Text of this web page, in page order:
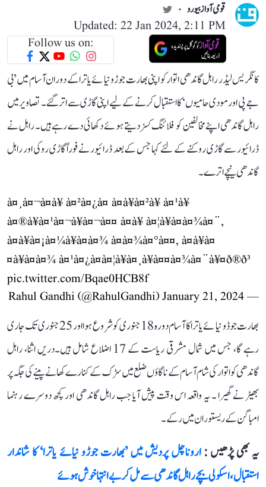
قومی آواز بیورو
Updated: 22 Jan 2024, 2:11 PM
Follow us on:
کانگریس لیڈر راہل گاندھی اتوار کو اپنی بھارت جوڑو نیا ئےیاترا کے دوران آسام میں ’بی
جے پی اور مودی حامیوں‘ کا استقبال کرنے کے لیے اپنی گاڑی سے ا تر گئے۔ تصاویر میں
راہل گاندھی اپنے مخالفین کو فلائنگ کسز دیتے ہوئے دکھائی دے رہے ہیں۔ راہل نے
ڈرائیور سے گاڑی روکنے کے لئے کہا جس کے بعد ڈرائیور نے فوراً گاڑی روکی اور راہل
گاندھی نیچے اترے۔
à¤¸à¤¬à¤à¥ à¤²à¤¿à¤ à¤à¥à¤²à¥ à¤¹à¥
à¤®à¥à¤¹à¤¬à¥à¤¬à¤¤ à¤à¥ à¤¦à¥à¤à¤¾à¤¨,
à¤à¥à¤¡à¤¼à¥à¤à¤¾ à¤­à¤¾à¤°à¤¤, à¤à¥à¤
¤à¥à¤à¤¾ à¤¹à¤¿à¤à¤¦à¥à¤¸à¥à¤¤à¤¾à¤¨à¥¤ð®ð³
pic.twitter.com/Bqae0HCB8f
— Rahul Gandhi (@RahulGandhi)
January 21, 2024
بھارت جوڈو نیا ئےیاترا کا آسام دورہ 18 جنوری کو شروع ہوا اور 25 جنوری تک جاری
رہے گا، جس میں شمال مشرقی ریاست کے 17 اضلاع شامل ہیں۔دریں اثنا، راہل
گاندھی کو اتوار کی شام آسام کے ناگاؤں ضلع میں سڑک کے کنارے کھانے پینے کی جگہ پر
بھیڑ نے گھیرا ۔ یہ واقعہ اس وقت پیش آیا جب راہل گاندھی اور کچھ دوسرے رہنما
امباگن کے ریستوران میں رکے۔
یہ بھی پڑھیں :اروناچل پردیش میں ’بھارت جوڑو نیائے یاترا‘ کا شاندار
استقبال، اسکولی بچے راہل گاندھی سے مل کر بے انتہا خوش ہوئے